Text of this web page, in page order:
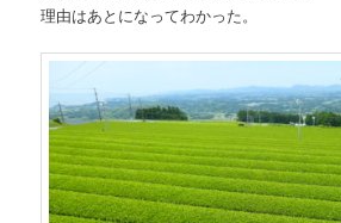
理由はあとになってわかった。